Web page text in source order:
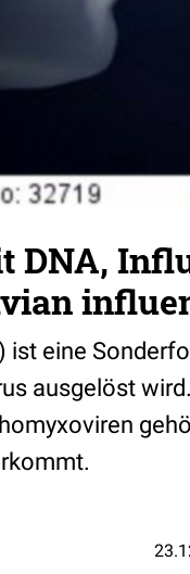
DNA,
ist eine
ausgelöst